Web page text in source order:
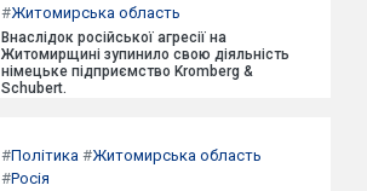
#Житомирська область
Внаслідок російської агресії на
Житомирщині зупинило свою діяльність
німецьке підприємство Kromberg &
Schubert.
#Політика #Житомирська область
#Росія